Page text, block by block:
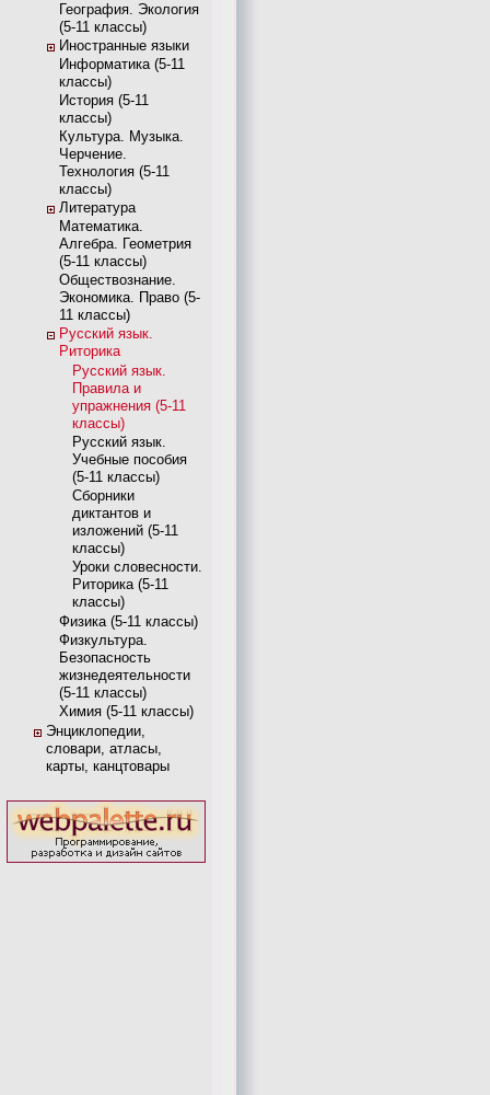
География. Экология
(5-11 классы)
Иностранные языки
Информатика (5-11
классы)
История (5-11
классы)
Культура. Музыка.
Черчение.
Технология (5-11
классы)
Литература
Математика.
Алгебра. Геометрия
(5-11 классы)
Обществознание.
Экономика. Право (5-
11 классы)
Русский язык.
Риторика
Русский язык.
Правила и
упражнения (5-11
классы)
Русский язык.
Учебные пособия
(5-11 классы)
Сборники
диктантов и
изложений (5-11
классы)
Уроки словесности.
Риторика (5-11
классы)
Физика (5-11 классы)
Физкультура.
Безопасность
жизнедеятельности
(5-11 классы)
Химия (5-11 классы)
Энциклопедии,
словари, атласы,
карты, канцтовары